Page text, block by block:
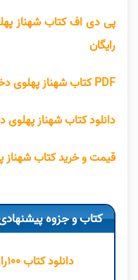
رایگان
PDF کتاب شهناز پهلوی دختر فوزیه جلد ۱
دانلود کتاب شهناز پهلوی دختر
قیمت و خرید کتاب شهناز
کتاب و جزوه
دانلود کتاب ۱۰۰راز خانواده موفق دیوید نیون